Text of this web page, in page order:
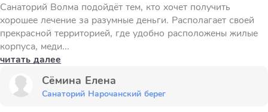
Санаторий Волма подойдёт тем, кто хочет получить
хорошее лечение за разумные деньги. Располагает своей
прекрасной территорией, где удобно расположены жилые
корпуса, меди...
читать далее
Сёмина Елена
Санаторий Нарочанский берег